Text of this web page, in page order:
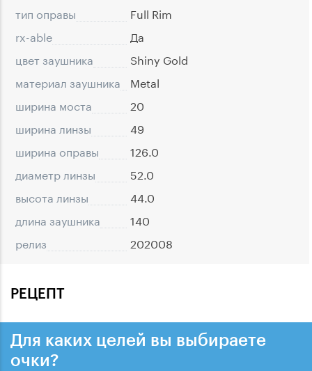
тип оправы
Full Rim
rx-able
Да
цвет заушника
Shiny Gold
материал заушника
Metal
ширина моста
20
ширина линзы
49
ширина оправы
126.0
диаметр линзы
52.0
высота линзы
44.0
длина заушника
140
релиз
202008
РЕЦЕПТ
Для каких целей вы выбираете
очки?